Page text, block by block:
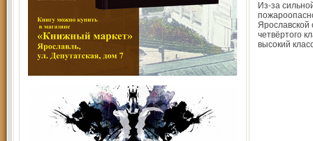
Из-за
Ярославской
четвёртого
высокий